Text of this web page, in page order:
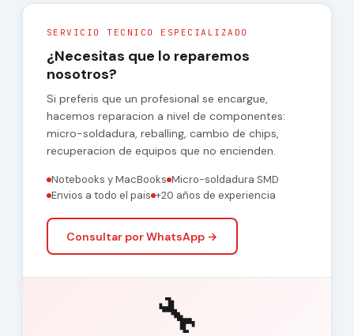
SERVICIO TECNICO ESPECIALIZADO
¿Necesitas que lo reparemos
nosotros?
Si preferis que un profesional se encargue,
hacemos reparacion a nivel de componentes:
micro-soldadura, reballing, cambio de chips,
recuperacion de equipos que no encienden.
Notebooks y MacBooks Micro-soldadura SMD
Envios a todo el pais +20 años de experiencia
Consultar por WhatsApp →
🔧